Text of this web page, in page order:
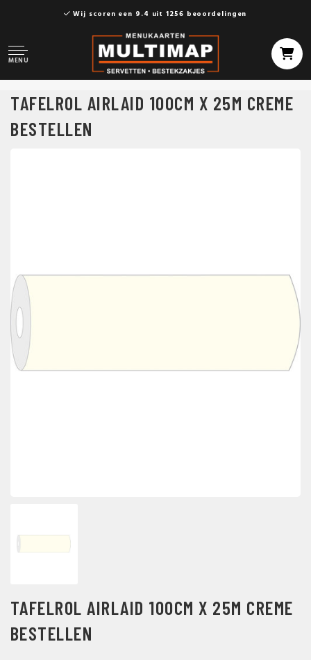
Wij scoren een 9.4 uit 1256 beoordelingen
MENU
TAFELROL AIRLAID 100CM X 25M CREME
BESTELLEN
TAFELROL AIRLAID 100CM X 25M CREME
BESTELLEN